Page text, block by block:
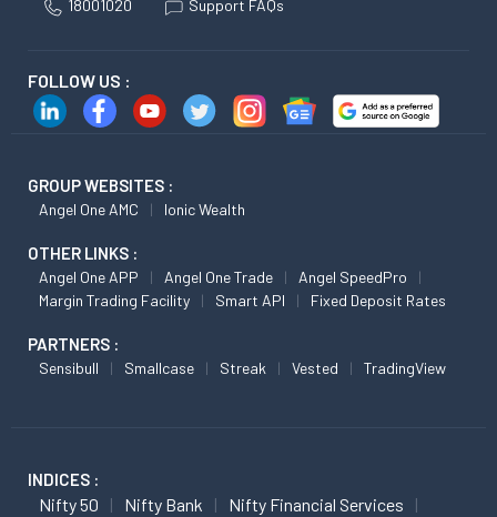
18001020 Support FAQs
FOLLOW US :
GROUP WEBSITES :
Angel One AMC Ionic Wealth
OTHER LINKS :
Angel One APP Angel One Trade
Angel SpeedPro
Margin Trading Facility
Smart API Fixed Deposit Rates
PARTNERS :
Sensibull Smallcase Streak Vested TradingView
INDICES :
Nifty 50 Nifty Bank
Nifty Financial Services